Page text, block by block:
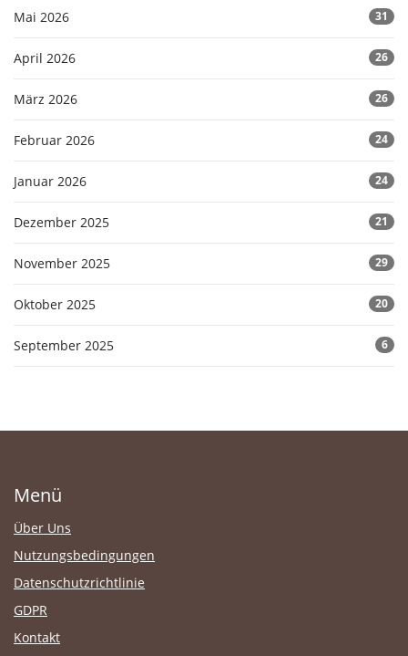
Mai 2026 31
April 2026 26
März 2026 26
Februar 2026 24
Januar 2026 24
Dezember 2025 21
November 2025 29
Oktober 2025 20
September 2025 6
Menü
Über Uns
Nutzungsbedingungen
Datenschutzrichtlinie
GDPR
Kontakt